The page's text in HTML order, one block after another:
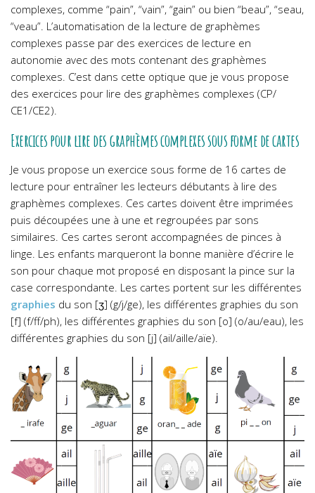
complexes, comme “pain”, “vain”, “gain” ou bien “beau”, “seau,
“veau”. L’automatisation de la lecture de graphèmes
complexes passe par des exercices de lecture en
autonomie avec des mots contenant des graphèmes
complexes. C’est dans cette optique que je vous propose
des exercices pour lire des graphèmes complexes (CP/
CE1/CE2).
Exercices pour lire des graphèmes complexes sous forme de cartes
Je vous propose un exercice sous forme de 16 cartes de
lecture pour entraîner les lecteurs débutants à lire des
graphèmes complexes. Ces cartes doivent être imprimées
puis découpées une à une et regroupées par sons
similaires. Ces cartes seront accompagnées de pinces à
linge. Les enfants marqueront la bonne manière d’écrire le
son pour chaque mot proposé en disposant la pince sur la
case correspondante. Les cartes portent sur les différentes
graphies du son [ʒ] (g/j/ge), les différentes graphies du son
[f] (f/ff/ph), les différentes graphies du son [o] (o/au/eau), les
différentes graphies du son [j] (ail/aille/aïe).